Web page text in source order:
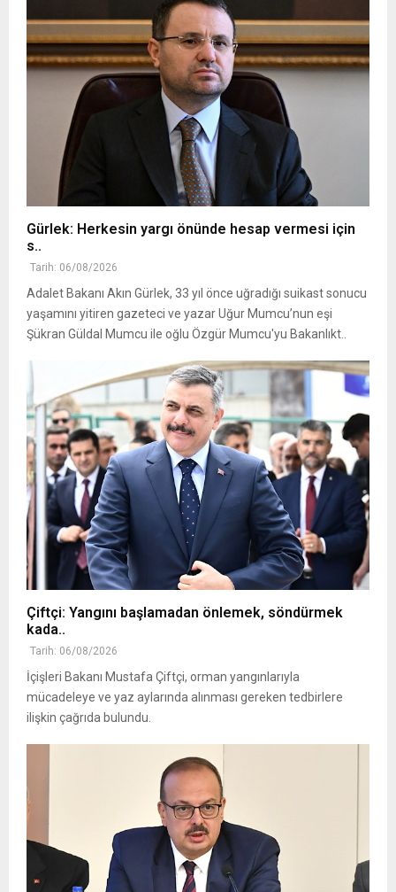
Gürlek: Herkesin yargı önünde hesap vermesi için
s..
Tarih: 06/08/2026
Adalet Bakanı Akın Gürlek, 33 yıl önce uğradığı suikast sonucu
yaşamını yitiren gazeteci ve yazar Uğur Mumcu’nun eşi
Şükran Güldal Mumcu ile oğlu Özgür Mumcu'yu Bakanlıkt..
Çiftçi: Yangını başlamadan önlemek, söndürmek
kada..
Tarih: 06/08/2026
İçişleri Bakanı Mustafa Çiftçi, orman yangınlarıyla
mücadeleye ve yaz aylarında alınması gereken tedbirlere
ilişkin çağrıda bulundu.